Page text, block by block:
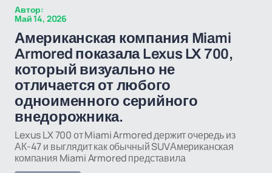
Автор:
Май 14, 2026
Американская компания Miami
Armored показала Lexus LX 700,
который визуально не
отличается от любого
одноименного серийного
внедорожника.
Lexus LX 700 от Miami Armored держит очередь из
АК-47 и выглядит как обычный SUVАмериканская
компания Miami Armored представила